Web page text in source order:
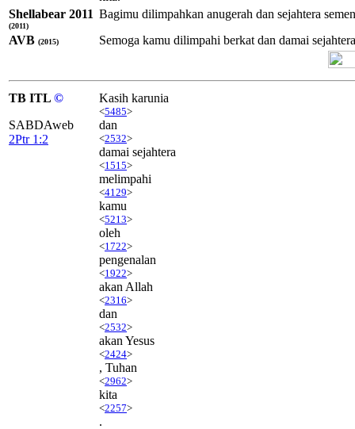
Shellabear 2011
(2011)
Bagimu dilimpahkan anugerah dan sejahtera
AVB (2015) Semoga kamu dilimpahi berkat dan damai
TB ITL ©
SABDAweb
2Ptr 1:2
Kasih karunia
<5485>
dan
<2532>
damai sejahtera
<1515>
melimpahi
<4129>
kamu
<5213>
oleh
<1722>
pengenalan
<1922>
akan Allah
<2316>
dan
<2532>
akan Yesus
<2424>
, Tuhan
<2962>
kita
<2257>
.